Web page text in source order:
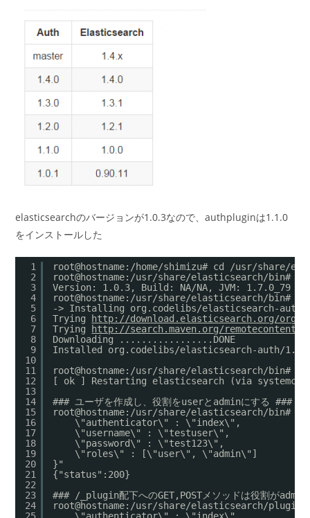
elasticsearchのバージョンが1.0.3なので、authpluginは1.1.0
をインストールした
1
2
3
4
5
6
7
8
9
10
11
12
13
14
15
16
17
18
19
20
21
22
23
24
root@hostname:/home/shimizu# cd /usr/share/
root@hostname:/usr/share/elasticsearch/bin#
Version: 1.0.3, Build: NA/NA, JVM: 1.7.0_79
root@hostname:/usr/share/elasticsearch/
-> Installing org.codelibs/elasticsearch-
Trying http://download.elasticsearch.org/
Trying http://search.maven.org/
Downloading .................DONE
Installed org.codelibs/elasticsearch-auth/
root@hostname:/usr/share/elasticsearch/
[ ok ] Restarting elasticsearch (via
### ユーザを作成し、役割をuserとadminにする ###
root@hostname:/usr/share/elasticsearch/bin#
\"authenticator\" : \"index\",
\"username\" : \"testuser\",
\"password\" : \"test123\",
\"roles\" : [\"user\", \"admin\"]
}"
{"status":200}
### /_plugin配下へのGET,POSTメソッドは役割が
root@hostname:/usr/share/elasticsearch/